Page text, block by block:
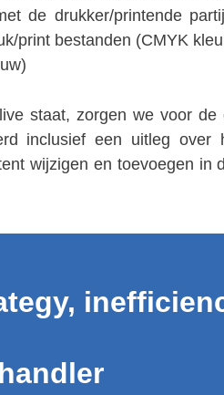
de drukker/printende
print bestanden (CMYK
staat, zorgen we voor de
inclusief een uitleg over
wijzigen en toevoegen in